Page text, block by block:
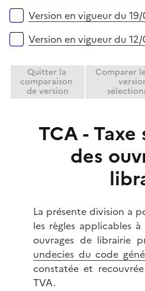
Version en vigueur du
Version en vigueur du
Quitter la
comparaison
de version
Comparer
TCA -
des
La présente division a
les règles applicables
ouvrages de librairie
undecies du code
constatée et
TVA.